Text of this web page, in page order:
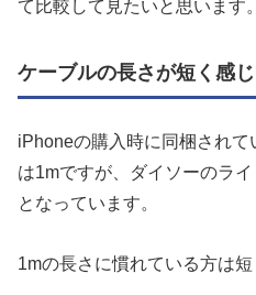
て比較して見たいと思います。
ケーブルの長さが短く感
iPhoneの購入時に同梱され
は1mですが、ダイソーのラ
となっています。
1mの長さに慣れている方は短